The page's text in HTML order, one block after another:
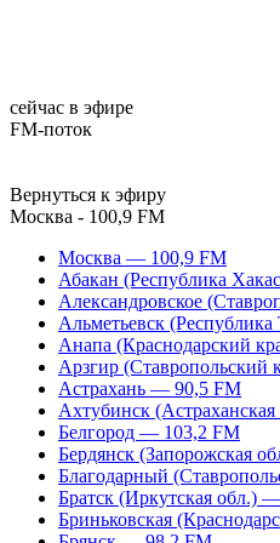
сейчас в эфире
FM-поток
Вернуться к эфиру
Москва - 100,9 FM
Москва — 100,9 FM
Абакан (Республика
Александровское
Альметьевск
Анапа (Краснодарский
Арзгир
Астрахань — 90,5 FM
Ахтубинск
Белгород — 103,2 FM
Бердянск (Запорожская
Благодарный
Братск (Иркутская обл.)
Бриньковская